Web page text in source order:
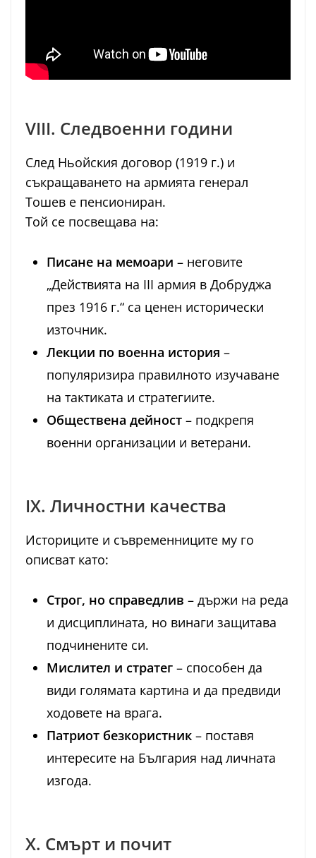
VIII. Следвоенни години
След Ньойския договор (1919 г.) и
съкращаването на армията генерал
Тошев е пенсиониран.
Той се посвещава на:
Писане на мемоари – неговите
„Действията на III армия в Добруджа
през 1916 г.“ са ценен исторически
източник.
Лекции по военна история –
популяризира правилното изучаване
на тактиката и стратегиите.
Обществена дейност – подкрепя
военни организации и ветерани.
IX. Личностни качества
Историците и съвременниците му го
описват като:
Строг, но справедлив – държи на реда
и дисциплината, но винаги защитава
подчинените си.
Мислител и стратег – способен да
види голямата картина и да предвиди
ходовете на врага.
Патриот безкористник – поставя
интересите на България над личната
изгода.
X. Смърт и почит